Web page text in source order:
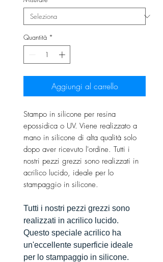
Quantità *
Aggiungi al carrello
Stampo in silicone per resina
epossidica o UV. Viene realizzato a
mano in silicone di alta qualità solo
dopo aver ricevuto l'ordine. Tutti i
nostri pezzi grezzi sono realizzati in
acrilico lucido, ideale per lo
stampaggio in silicone.
Tutti i nostri pezzi grezzi sono
realizzati in acrilico lucido.
Questo speciale acrilico ha
un'eccellente superficie ideale
per lo stampaggio in silicone.